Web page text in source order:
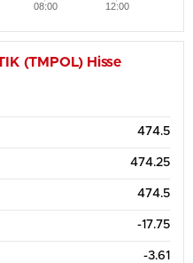
08:00 12:00
(TMPOL) Hisse
474.5
474.25
474.5
-17.75
-3.61